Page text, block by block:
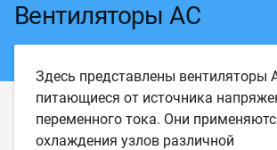
Вентиляторы AC
Здесь представлены вентиляторы
питающиеся от источника
переменного тока. Они
охлаждения узлов различной